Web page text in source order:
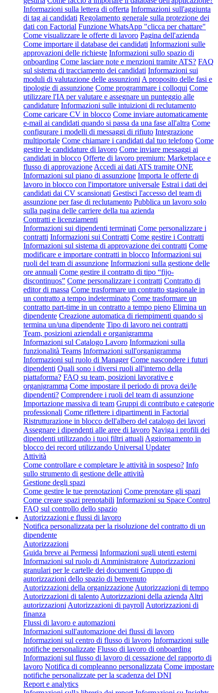
Informazioni sulla lettera di offerta Informazioni sull'aggiunta
di tag ai candidati Regolamento generale sulla protezione dei
dati con Factorial Funzione WhatsApp "clicca per chattare"
Come visualizzare le offerte di lavoro Pagina dell'azienda
Come importare il database dei candidati Informazioni sulle
approvazioni delle richieste Informazioni sullo spazio di
onboarding Come lasciare note e menzioni tramite ATS? FAQ
sul sistema di tracciamento dei candidati Informazioni sui
moduli di valutazione delle assunzioni A proposito delle fasi e
tipologie di assunzione Come programmare i colloqui Come
utilizzare l'IA per valutare e assegnare un punteggio alle
candidature Informazioni sulle intuizioni di reclutamento
Come caricare CV in blocco Come inviare automaticamente
e-mail ai candidati quando si passa da una fase all'altra Come
configurare i modelli di messaggi di rifiuto Integrazione
multiportale Come chiamare i candidati dal tuo telefono Come
gestire le candidature di lavoro Come inviare messaggi ai
candidati in blocco Offerte di lavoro premium: Marketplace e
flusso di approvazione Accedi ai dati ATS tramite ONE
Informazioni sul piano di assunzione Importa le offerte di
lavoro in blocco con l'importatore universale Estrai i dati dei
candidati dai CV scansionati Gestisci l'accesso del team di
assunzione per fase di reclutamento Pubblica un lavoro solo
sulla pagina delle carriere della tua azienda
Contratti e licenziamenti
Informazioni sui dipendenti terminati Come personalizzare i
contratti Informazioni sui Contratti Come gestire i Contratti
Informazioni sul sistema di approvazione dei contratti Come
modificare e importare contratti in blocco Informazioni sui
ruoli del team di assunzione Informazioni sulla gestione delle
ore annuali Come gestire il contratto di tipo “fijo-
discontinuos” Come personalizzare i contratti Contratto di
editor di massa Come trasformare un contratto stagionale in
un contratto a tempo indeterminato Come trasformare un
contratto part-time in un contratto a tempo pieno Elimina un
dipendente Creazione automatica di riempimenti quando si
termina un/una dipendente Tipo di lavoro nei contratti
Team, posizioni aziendali e organigramma
Informazioni sul Catalogo Lavoro Informazioni sulla
funzionalità Teams Informazioni sull'organigramma
Informazioni sul ruolo di Manager Come nascondere i futuri
dipendenti Quali sono i diversi ruoli all'interno della
piattaforma? FAQ su team, posizioni lavorative e
organigramma Come impostare il periodo di prova dei/le
dipendenti? Comprendere i ruoli del team di assunzione
Importazione massiva di team Gruppi di contributo e categorie
professionali Come riflettere i dipartimenti in Factorial
Ristrutturazione in blocco dell'albero del catalogo dei lavori
Assegnare i dipendenti alle aree di lavoro Naviga i profili dei
dipendenti utilizzando i tuoi filtri attuali Aggiornamento in
blocco dei record utilizzando Universal Updater
Attività
Come controllare e completare le attività in sospeso? Info
sullo strumento di gestione delle attività
Gestione degli spazi
Come gestire le tue prenotazioni Come prenotare gli spazi
Come creare spazi prenotabili Informazioni su Space Control
FAQ sul controllo dello spazio
Autorizzazioni e flussi di lavoro
Notifica personalizzata per la risoluzione del contratto di un
dipendente
Autorizzazioni
Guida breve ai Permessi Informazioni sugli utenti esterni
Informazioni sul ruolo di Amministratore Autorizzazioni
granulari per le cartelle dei documenti Gruppo di
autorizzazioni dello spazio di benvenuto
Autorizzazioni della organizzazione Autorizzazioni di tempo
Autorizzazioni di talento Autorizzazioni della azienda Altri
autorizzazioni Autorizzazioni di payroll Autorizzazioni di
finanza
Flussi di lavoro e automazioni
Informazioni sull'automazione dei flussi di lavoro
Informazioni sul centro di flusso di lavoro Informazioni sulle
notifiche personalizzate Flusso di lavoro di onboarding
Informazioni sul flusso di lavoro di cessazione del rapporto di
lavoro Notifica di compleanno personalizzata Come impostare
notifiche personalizzate per la scadenza del DNI
Report e analytics